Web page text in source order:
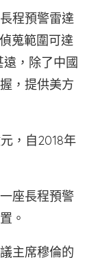
程預警雷達
蒐範圍可達
，除了中國
，提供美方
，自2018年
座長程預警
。
主席穆倫的